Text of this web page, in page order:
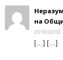
на
2018/02/02
[…] […]